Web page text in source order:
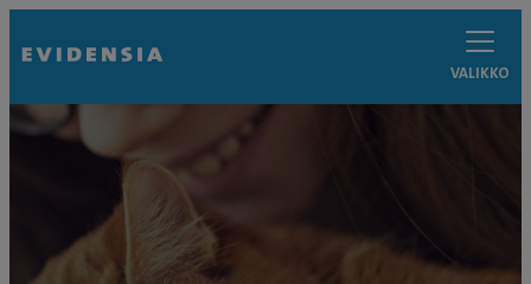
VALIKKO